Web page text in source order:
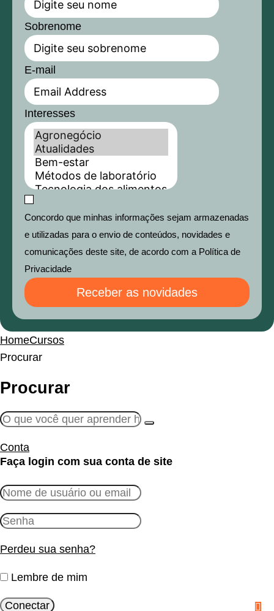
Sobrenome
E-mail
Interesses
Concordo que minhas informações sejam armazenadas
e utilizadas para o envio de conteúdos, novidades e
comunicações deste site, de acordo com a Política de
Privacidade
Receber as novidades
HomeCursos
Procurar
Procurar
Conta
Faça login com sua conta de site
Perdeu sua senha?
Lembre de mim